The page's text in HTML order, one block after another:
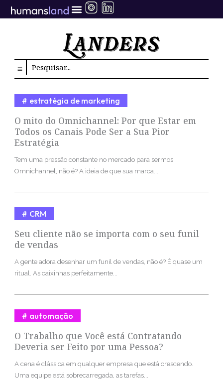
para
Search
O mito do Omnichannel: Por que Estar em
Todos os Canais Pode Ser a Sua Pior
Estratégia
estratégia de marketing
Tem uma pressão constante no mercado para sermos
Omnichannel, não é? A ideia de que sua marca...
Seu cliente não se importa com o seu funil
de vendas
CRM
A gente adora desenhar um funil de vendas, não é? É quase um
ritual. As caixinhas perfeitamente...
O Trabalho que Você está Contratando
Deveria ser Feito por uma Pessoa?
automação
A cena é clássica em qualquer empresa que está crescendo.
Uma equipe está sobrecarregada, as tarefas...